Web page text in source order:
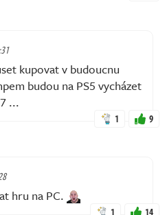
kupovat v budoucnu
budou na PS5 vycházet
...
1 9
hru na PC.
1 14